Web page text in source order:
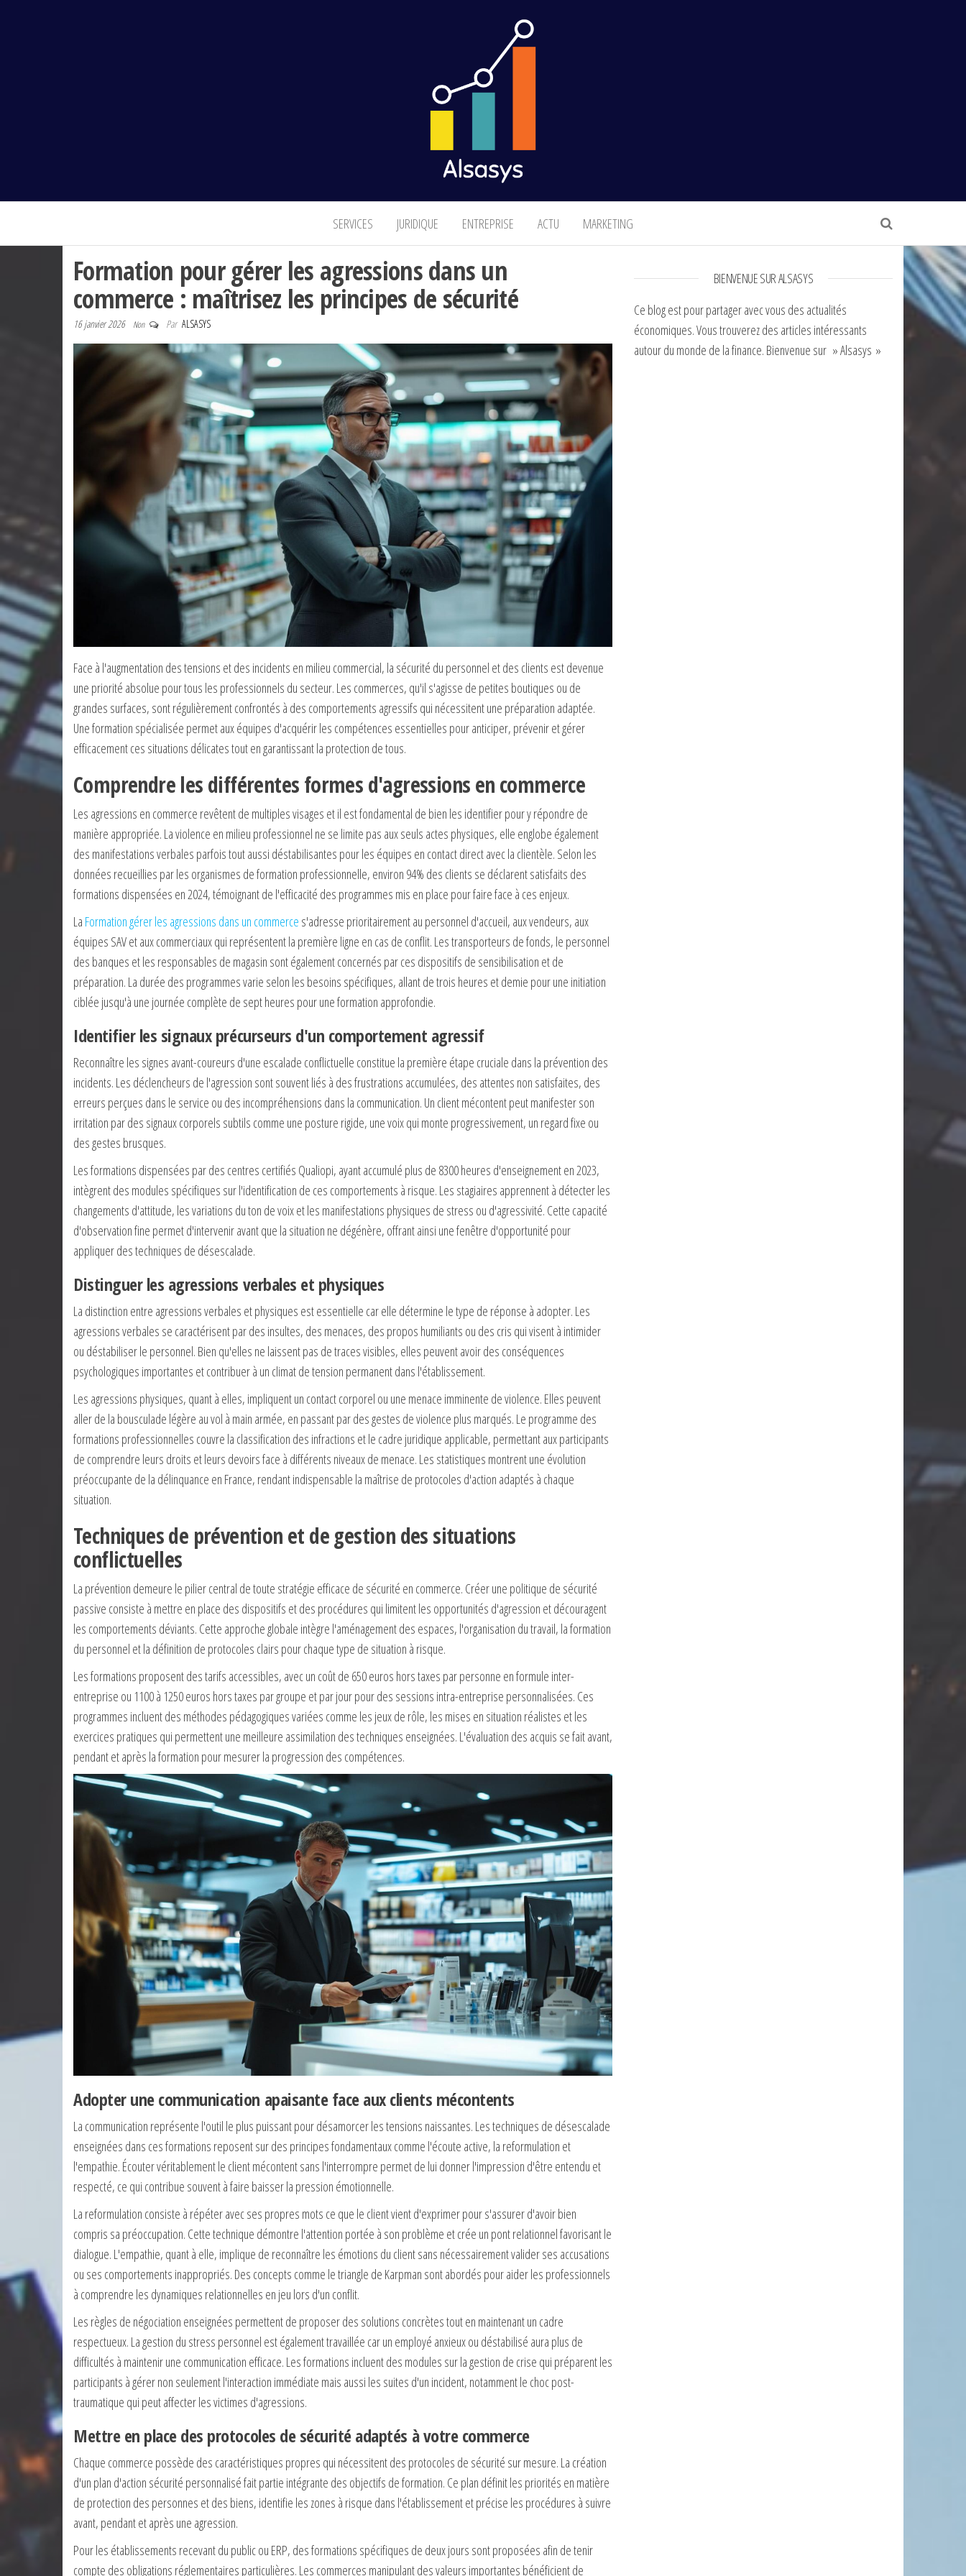
Alsasys Finance & Marketing
SERVICES JURIDIQUE ENTREPRISE ACTU MARKETING
Formation pour gérer les agressions dans un
commerce : maîtrisez les principes de sécurité
16 janvier 2026 Non Par ALSASYS
Face à l'augmentation des tensions et des incidents en milieu commercial, la sécurité du personnel et des clients est devenue
une priorité absolue pour tous les professionnels du secteur. Les commerces, qu'il s'agisse de petites boutiques ou de
grandes surfaces, sont régulièrement confrontés à des comportements agressifs qui nécessitent une préparation adaptée.
Une formation spécialisée permet aux équipes d'acquérir les compétences essentielles pour anticiper, prévenir et gérer
efficacement ces situations délicates tout en garantissant la protection de tous.
Comprendre les différentes formes d'agressions en commerce
Les agressions en commerce revêtent de multiples visages et il est fondamental de bien les identifier pour y répondre de
manière appropriée. La violence en milieu professionnel ne se limite pas aux seuls actes physiques, elle englobe également
des manifestations verbales parfois tout aussi déstabilisantes pour les équipes en contact direct avec la clientèle. Selon les
données recueillies par les organismes de formation professionnelle, environ 94% des clients se déclarent satisfaits des
formations dispensées en 2024, témoignant de l'efficacité des programmes mis en place pour faire face à ces enjeux.
La Formation gérer les agressions dans un commerce s'adresse prioritairement au personnel d'accueil, aux vendeurs, aux
équipes SAV et aux commerciaux qui représentent la première ligne en cas de conflit. Les transporteurs de fonds, le personnel
des banques et les responsables de magasin sont également concernés par ces dispositifs de sensibilisation et de
préparation. La durée des programmes varie selon les besoins spécifiques, allant de trois heures et demie pour une initiation
ciblée jusqu'à une journée complète de sept heures pour une formation approfondie.
Identifier les signaux précurseurs d'un comportement agressif
Reconnaître les signes avant-coureurs d'une escalade conflictuelle constitue la première étape cruciale dans la prévention des
incidents. Les déclencheurs de l'agression sont souvent liés à des frustrations accumulées, des attentes non satisfaites, des
erreurs perçues dans le service ou des incompréhensions dans la communication. Un client mécontent peut manifester son
irritation par des signaux corporels subtils comme une posture rigide, une voix qui monte progressivement, un regard fixe ou
des gestes brusques.
Les formations dispensées par des centres certifiés Qualiopi, ayant accumulé plus de 8300 heures d'enseignement en 2023,
intègrent des modules spécifiques sur l'identification de ces comportements à risque. Les stagiaires apprennent à détecter les
changements d'attitude, les variations du ton de voix et les manifestations physiques de stress ou d'agressivité. Cette capacité
d'observation fine permet d'intervenir avant que la situation ne dégénère, offrant ainsi une fenêtre d'opportunité pour
appliquer des techniques de désescalade.
Distinguer les agressions verbales et physiques
La distinction entre agressions verbales et physiques est essentielle car elle détermine le type de réponse à adopter. Les
agressions verbales se caractérisent par des insultes, des menaces, des propos humiliants ou des cris qui visent à intimider
ou déstabiliser le personnel. Bien qu'elles ne laissent pas de traces visibles, elles peuvent avoir des conséquences
psychologiques importantes et contribuer à un climat de tension permanent dans l'établissement.
Les agressions physiques, quant à elles, impliquent un contact corporel ou une menace imminente de violence. Elles peuvent
aller de la bousculade légère au vol à main armée, en passant par des gestes de violence plus marqués. Le programme des
formations professionnelles couvre la classification des infractions et le cadre juridique applicable, permettant aux participants
de comprendre leurs droits et leurs devoirs face à différents niveaux de menace. Les statistiques montrent une évolution
préoccupante de la délinquance en France, rendant indispensable la maîtrise de protocoles d'action adaptés à chaque
situation.
Techniques de prévention et de gestion des situations
conflictuelles
La prévention demeure le pilier central de toute stratégie efficace de sécurité en commerce. Créer une politique de sécurité
passive consiste à mettre en place des dispositifs et des procédures qui limitent les opportunités d'agression et découragent
les comportements déviants. Cette approche globale intègre l'aménagement des espaces, l'organisation du travail, la formation
du personnel et la définition de protocoles clairs pour chaque type de situation à risque.
Les formations proposent des tarifs accessibles, avec un coût de 650 euros hors taxes par personne en formule inter-
entreprise ou 1100 à 1250 euros hors taxes par groupe et par jour pour des sessions intra-entreprise personnalisées. Ces
programmes incluent des méthodes pédagogiques variées comme les jeux de rôle, les mises en situation réalistes et les
exercices pratiques qui permettent une meilleure assimilation des techniques enseignées. L'évaluation des acquis se fait avant,
pendant et après la formation pour mesurer la progression des compétences.
Adopter une communication apaisante face aux clients mécontents
La communication représente l'outil le plus puissant pour désamorcer les tensions naissantes. Les techniques de désescalade
enseignées dans ces formations reposent sur des principes fondamentaux comme l'écoute active, la reformulation et
l'empathie. Écouter véritablement le client mécontent sans l'interrompre permet de lui donner l'impression d'être entendu et
respecté, ce qui contribue souvent à faire baisser la pression émotionnelle.
La reformulation consiste à répéter avec ses propres mots ce que le client vient d'exprimer pour s'assurer d'avoir bien
compris sa préoccupation. Cette technique démontre l'attention portée à son problème et crée un pont relationnel favorisant le
dialogue. L'empathie, quant à elle, implique de reconnaître les émotions du client sans nécessairement valider ses accusations
ou ses comportements inappropriés. Des concepts comme le triangle de Karpman sont abordés pour aider les professionnels
à comprendre les dynamiques relationnelles en jeu lors d'un conflit.
Les règles de négociation enseignées permettent de proposer des solutions concrètes tout en maintenant un cadre
respectueux. La gestion du stress personnel est également travaillée car un employé anxieux ou déstabilisé aura plus de
difficultés à maintenir une communication efficace. Les formations incluent des modules sur la gestion de crise qui préparent les
participants à gérer non seulement l'interaction immédiate mais aussi les suites d'un incident, notamment le choc post-
traumatique qui peut affecter les victimes d'agressions.
Mettre en place des protocoles de sécurité adaptés à votre commerce
Chaque commerce possède des caractéristiques propres qui nécessitent des protocoles de sécurité sur mesure. La création
d'un plan d'action sécurité personnalisé fait partie intégrante des objectifs de formation. Ce plan définit les priorités en matière
de protection des personnes et des biens, identifie les zones à risque dans l'établissement et précise les procédures à suivre
avant, pendant et après une agression.
Pour les établissements recevant du public ou ERP, des formations spécifiques de deux jours sont proposées afin de tenir
compte des obligations réglementaires particulières. Les commerces manipulant des valeurs importantes bénéficient de
BIENVENUE SUR ALSASYS
Ce blog est pour partager avec vous des actualités
économiques. Vous trouverez des articles intéressants
autour du monde de la finance. Bienvenue sur » Alsasys »